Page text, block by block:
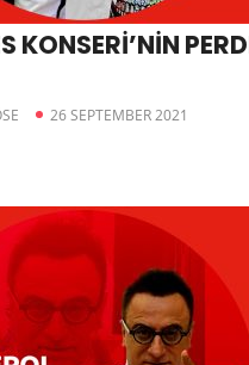
KONSERİ’NİN
26 SEPTEMBER 2021